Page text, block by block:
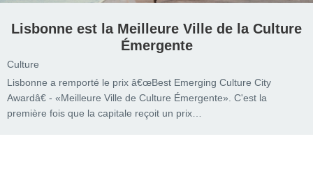
Lisbonne est la Meilleure Ville de la Culture
Émergente
Culture
Lisbonne a remporté le prix â€œBest Emerging Culture City
Awardâ€ - «Meilleure Ville de Culture Émergente». C'est la
première fois que la capitale reçoit un prix…